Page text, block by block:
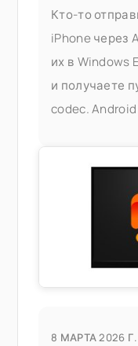
Кто-то
iPhone через
их в Windows
и получаете
codec.
8 МАРТА 2026 Г.